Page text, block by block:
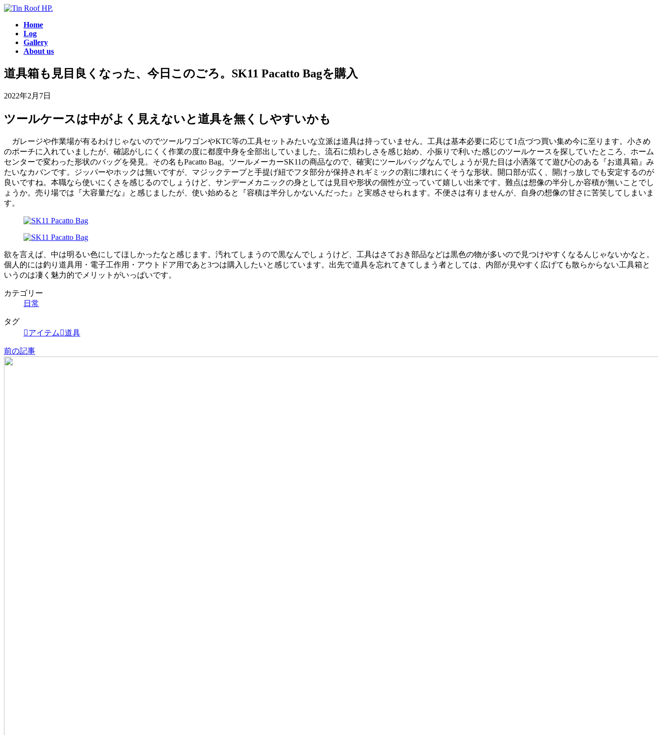
コ
ス
キ
プ
ナ
ン
に
動
Home
Log
Gallery
About us
道具箱も見目良くなった、今日このごろ。SK11 Pacatto Bagを購入
2022年2月7日
ツールケースは中がよく見えないと道具を無くしやすいかも
ガレージや作業場が有るわけじゃないのでツールワゴンやKTC等の工具セットみたいな立派は道具は持っていません。工具は基本必要に応じて1点づつ買い集め今に至ります。小さめ
のポーチに入れていましたが、確認がしにくく作業の度に都度中身を全部出していました。流石に煩わしさを感じ始め、小振りで利いた感じのツールケースを探していたところ、ホーム
センターで変わった形状のバッグを発見。その名もPacatto Bag。ツールメーカーSK11の商品なので、確実にツールバッグなんでしょうが見た目は小洒落てて遊び心のある『お道具箱』み
たいなカバンです。ジッパーやホックは無いですが、マジックテープと手提げ紐でフタ部分が保持されギミックの割に壊れにくそうな形状。開口部が広く、開けっ放しでも安定するのが
良いですね。本職なら使いにくさを感じるのでしょうけど、サンデーメカニックの身としては見目や形状の個性が立っていて嬉しい出来です。難点は想像の半分しか容積が無いことでし
ょうか。売り場では『大容量だな』と感じましたが、使い始めると『容積は半分しかないんだった』と実感させられます。不便さは有りませんが、自身の想像の甘さに苦笑してしまいま
す。
欲を言えば、中は明るい色にしてほしかったなと感じます。汚れてしまうので黒なんでしょうけど、工具はさておき部品などは黒色の物が多いので見つけやすくなるんじゃないかなと。
個人的には釣り道具用・電子工作用・アウトドア用であと3つは購入したいと感じています。出先で道具を忘れてきてしまう者としては、内部が見やすく広げても散らからない工具箱と
いうのは凄く魅力的でメリットがいっぱいです。
カテゴリー
日常
タグ
アイテム
道具
前の記事